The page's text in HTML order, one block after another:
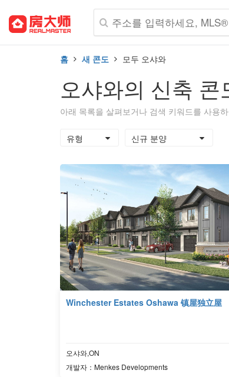
홈 새 콘도 모두 오샤와
오샤와의 신축 콘
아래 목록을 살펴보거나 검색 키워드를 사용
유형 신규 분양
Winchester Estates Oshawa 镇屋独立屋
오샤와,ON
개발자：Menkes Developments